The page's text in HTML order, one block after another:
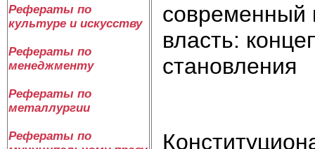
Рефераты по
культуре и искусству
Рефераты по
менеджменту
Рефераты по
металлургии
Рефераты по
современный
власть:
становления